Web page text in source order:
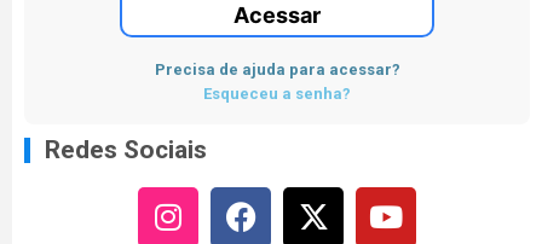
Acessar
Precisa de ajuda para acessar?
Esqueceu a senha?
Redes Sociais